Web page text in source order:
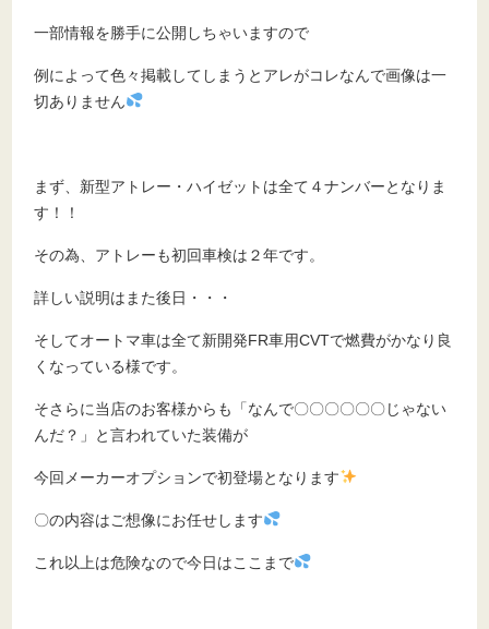
一部情報を勝手に公開しちゃいますので
例によって色々掲載してしまうとアレがコレなんで画像は一
切ありません
まず、新型アトレー・ハイゼットは全て４ナンバーとなりま
す！！
その為、アトレーも初回車検は２年です。
詳しい説明はまた後日・・・
そしてオートマ車は全て新開発FR車用CVTで燃費がかなり良
くなっている様です。
そさらに当店のお客様からも「なんで〇〇〇〇〇〇じゃない
んだ？」と言われていた装備が
今回メーカーオプションで初登場となります
〇の内容はご想像にお任せします
これ以上は危険なので今日はここまで